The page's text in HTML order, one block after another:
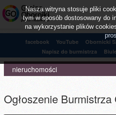
facebook YouTube Obornicki
Napisz do burmistrza
nieruchomości
Ogłoszenie Burmistrza
Nasza witryna stosuje pliki
tym w sposób dostosowany do
na wykorzystanie plików